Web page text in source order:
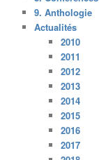
9. Anthologie
Actualités
2010
2011
2012
2013
2014
2015
2016
2017